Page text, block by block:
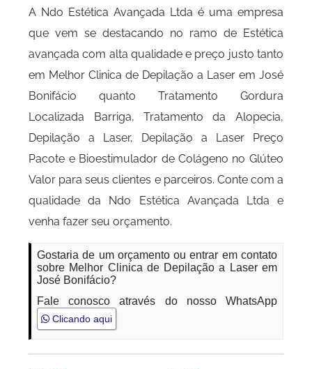
A Ndo Estética Avançada Ltda é uma empresa
que vem se destacando no ramo de Estética
avançada com alta qualidade e preço justo tanto
em Melhor Clinica de Depilação a Laser em José
Bonifácio quanto Tratamento Gordura
Localizada Barriga, Tratamento da Alopecia,
Depilação a Laser, Depilação a Laser Preço
Pacote e Bioestimulador de Colágeno no Glúteo
Valor para seus clientes e parceiros. Conte com a
qualidade da Ndo Estética Avançada Ltda e
venha fazer seu orçamento.
Gostaria de um orçamento ou entrar em contato
sobre Melhor Clinica de Depilação a Laser em
José Bonifácio?
Fale conosco através do nosso WhatsApp
Clicando aqui